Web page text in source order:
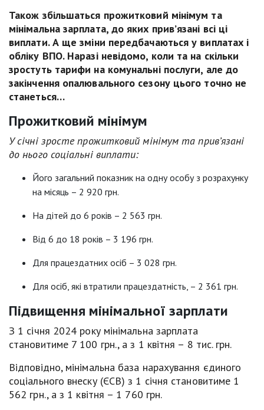
Також збільшаться прожитковий мінімум та
мінімальна зарплата, до яких прив’язані всі ці
виплати. А ще зміни передбачаються у виплатах і
обліку ВПО. Наразі невідомо, коли та на скільки
зростуть тарифи на комунальні послуги, але до
закінчення опалювального сезону цього точно не
станеться…
Прожитковий мінімум
У січні зросте прожитковий мінімум та прив’язані
до нього соціальні виплати:
Його загальний показник на одну особу з розрахунку
на місяць – 2 920 грн.
На дітей до 6 років – 2 563 грн.
Від 6 до 18 років – 3 196 грн.
Для працездатних осіб – 3 028 грн.
Для осіб, які втратили працездатність, – 2 361 грн.
Підвищення мінімальної зарплати
З 1 січня 2024 року мінімальна зарплата
становитиме 7 100 грн., а з 1 квітня – 8 тис. грн.
Відповідно, мінімальна база нарахування єдиного
соціального внеску (ЄСВ) з 1 січня становитиме 1
562 грн., а з 1 квітня – 1 760 грн.